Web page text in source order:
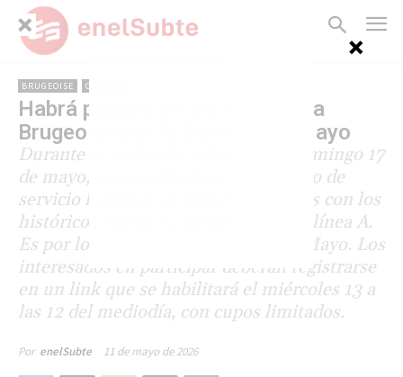
BRUGEOISE CULTURA
Habrá paseos en los coches La
Brugeoise por la Semana de Mayo
Durante la noche del sábado 16 al domingo 17
de mayo, una vez finalizado el horario de
servicio habitual, se brindarán paseos con los
históricos coches La Brugeoise en la línea A.
Es por los festejos de la Semana de Mayo. Los
interesados en participar deberán registrarse
en un link que se habilitará el miércoles 13 a
las 12 del mediodía, con cupos limitados.
Por enelSubte 11 de mayo de 2026